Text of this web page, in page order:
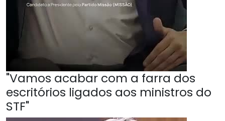
"Vamos acabar com a farra dos
escritórios ligados aos ministros do
STF"